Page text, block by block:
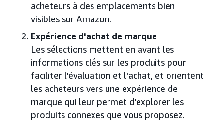
acheteurs à des emplacements bien
visibles sur Amazon.
Expérience d'achat de marque
Les sélections mettent en avant les
informations clés sur les produits pour
faciliter l'évaluation et l'achat, et orientent
les acheteurs vers une expérience de
marque qui leur permet d'explorer les
produits connexes que vous proposez.